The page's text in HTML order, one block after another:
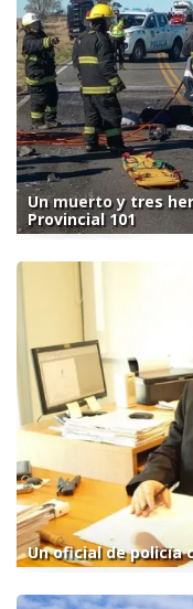
Un muerto y tres
Provincial 101
Un oficial de policía